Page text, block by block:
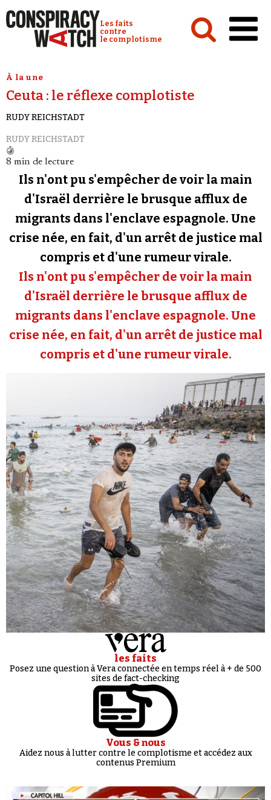
Conspiracy Watch :
Les faits
contre
le complotisme
Analyses
Conspipédia
Vidéos
Revues de presse
Newsletter
Faire un don
Demander à Vera
Se connecter
À la une
Ceuta : le réflexe complotiste
RUDY REICHSTADT
RUDY REICHSTADT
8 min de lecture
Ils n'ont pu s'empêcher de voir la main
d'Israël derrière le brusque afflux de
migrants dans l'enclave espagnole. Une
crise née, en fait, d'un arrêt de justice mal
compris et d'une rumeur virale.
Ils n'ont pu s'empêcher de voir la main
d'Israël derrière le brusque afflux de
migrants dans l'enclave espagnole. Une
crise née, en fait, d'un arrêt de justice mal
compris et d'une rumeur virale.
les faits
Posez une question à Vera connectée en temps réel à + de 500
sites de fact-checking
Vous & nous
Aidez nous à lutter contre le complotisme et accédez aux
contenus Premium